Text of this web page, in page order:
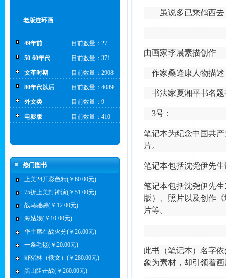
老版连环画
49年前 目前数量：27
50-60年代 目前数量：371
文革时期 目前数量：2908
80年代以后 目前数量：4089
外文类 目前数量：9
电影版 目前数量：410
热门图书
上美24开彩色精(￥60.00元)
75折上美封神演(￥51.00元)
战马驰骋(￥12.00元)
海姑娘(￥10.00元)
华主席在战火分(￥26.00元)
一条毛毯(￥20.00元)
野猪林（俄文）(￥280.00元)
黑山阻击战(￥260.00元)
虽说多已乘鹤西
由画家李晨素描创作
作家桑逢康人物描述
书法家夏湘平书名题
3号：
笔记本为纪念中国共
片。
笔记本包括沈尧伊先
笔记本包括沈尧伊先
版）、照片以及创作
片等。
此书（笔记本）名字
象为素材，却引领着